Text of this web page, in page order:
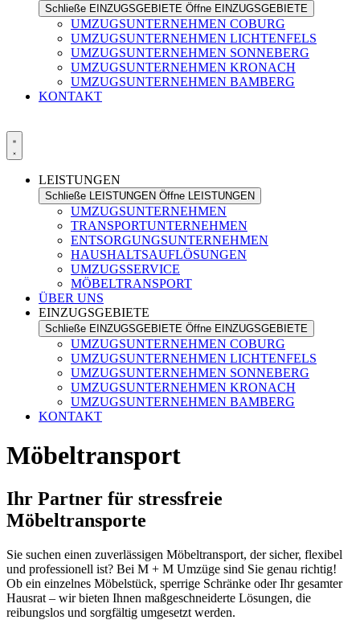
Schließe EINZUGSGEBIETE Öffne EINZUGSGEBIETE
UMZUGSUNTERNEHMEN COBURG
UMZUGSUNTERNEHMEN LICHTENFELS
UMZUGSUNTERNEHMEN SONNEBERG
UMZUGSUNTERNEHMEN KRONACH
UMZUGSUNTERNEHMEN BAMBERG
KONTAKT
LEISTUNGEN
Schließe LEISTUNGEN Öffne LEISTUNGEN
UMZUGSUNTERNEHMEN
TRANSPORTUNTERNEHMEN
ENTSORGUNGSUNTERNEHMEN
HAUSHALTSAUFLÖSUNGEN
UMZUGSSERVICE
MÖBELTRANSPORT
ÜBER UNS
EINZUGSGEBIETE
Schließe EINZUGSGEBIETE Öffne EINZUGSGEBIETE
UMZUGSUNTERNEHMEN COBURG
UMZUGSUNTERNEHMEN LICHTENFELS
UMZUGSUNTERNEHMEN SONNEBERG
UMZUGSUNTERNEHMEN KRONACH
UMZUGSUNTERNEHMEN BAMBERG
KONTAKT
Möbeltransport
Ihr Partner für stressfreie
Möbeltransporte
Sie suchen einen zuverlässigen Möbeltransport, der sicher, flexibel
und professionell ist? Bei M + M Umzüge sind Sie genau richtig!
Ob ein einzelnes Möbelstück, sperrige Schränke oder Ihr gesamter
Hausrat – wir bieten Ihnen maßgeschneiderte Lösungen, die
reibungslos und sorgfältig umgesetzt werden.